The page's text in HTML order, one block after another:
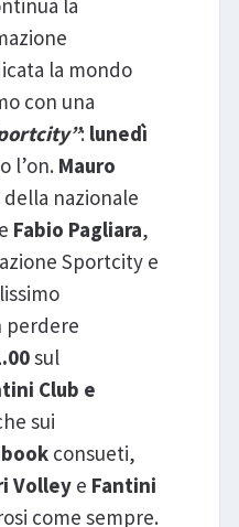
la
la mondo
con una
: lunedì
l’on. Mauro
nazionale
Fabio Pagliara,
Sportcity e
perdere
sul
Club e
sui
consueti,
Volleye Fantini
come sempre.